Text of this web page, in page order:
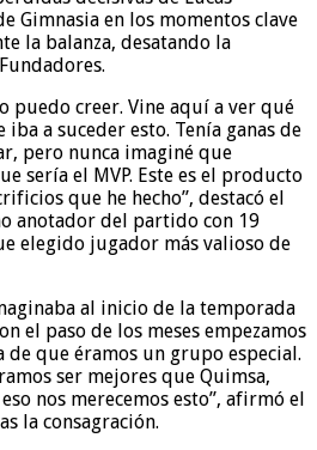
Gimnasia en los momentos clave
la balanza, desatando la
puedo creer. Vine aquí a ver qué
iba a suceder esto. Tenía ganas de
pero nunca imaginé que
sería el MVP. Este es el producto
que he hecho”, destacó el
anotador del partido con 19
elegido jugador más valioso de
al inicio de la temporada
el paso de los meses empezamos
de que éramos un grupo especial.
ser mejores que Quimsa,
nos merecemos esto”, afirmó el
la consagración.